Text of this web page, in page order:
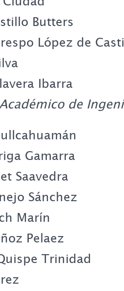
Butters
López de
Ibarra
de
Gamarra
Saavedra
Sánchez
Marín
Pelaez
Trinidad